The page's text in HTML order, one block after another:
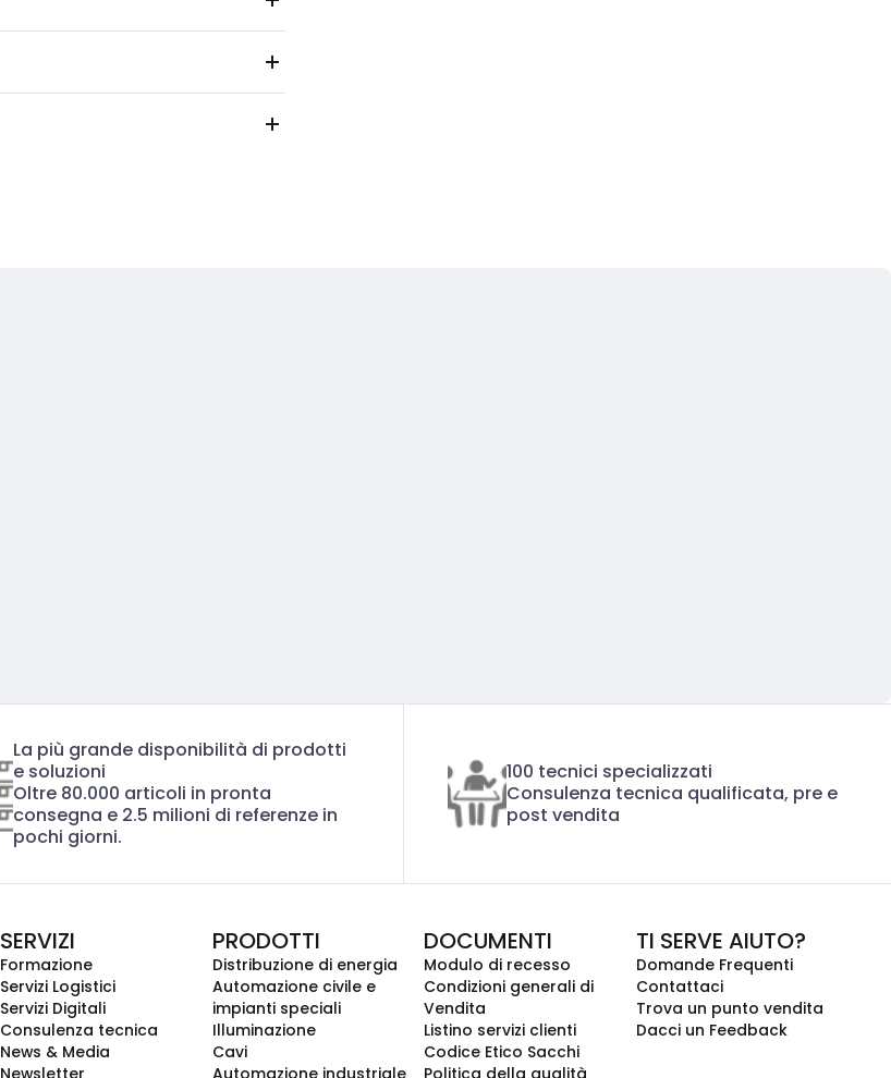
La più grande disponibilità di prodotti
e soluzioni
Oltre 80.000 articoli in pronta
consegna e 2.5 milioni di referenze in
pochi giorni.
100 tecnici specializzati
Consulenza tecnica qualificata, pre e
post vendita
SERVIZI
Formazione
Servizi Logistici
Servizi Digitali
Consulenza tecnica
News & Media
Newsletter
PRODOTTI
Distribuzione di energia
Automazione civile e
impianti speciali
Illuminazione
Cavi
Automazione industriale
DOCUMENTI
Modulo di recesso
Condizioni generali di
Vendita
Listino servizi clienti
Codice Etico Sacchi
Politica della qualità
TI SERVE AIUTO?
Domande Frequenti
Contattaci
Trova un punto vendita
Dacci un Feedback